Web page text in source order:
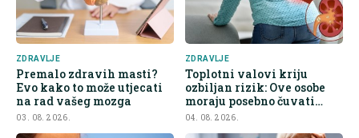
ZDRAVLJE
Premalo zdravih masti?
Evo kako to može utjecati
na rad vašeg mozga
03. 08. 2026.
ZDRAVLJE
Toplotni valovi kriju
ozbiljan rizik: Ove osobe
moraju posebno čuvati
bubrege
04. 08. 2026.